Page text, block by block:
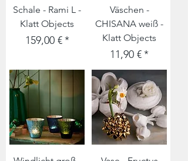
Schale - Rami L -
Klatt Objects
Preis
159,00 €
Väschen -
CHISANA weiß -
Klatt Objects
Preis
11,90 €